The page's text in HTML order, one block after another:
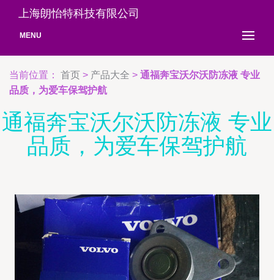
上海朗怡特科技有限公司
MENU
当前位置： 首页 > 产品大全 > 通福奔宝沃尔沃防冻液 专业
品质，为爱车保驾护航
通福奔宝沃尔沃防冻液 专业
品质，为爱车保驾护航